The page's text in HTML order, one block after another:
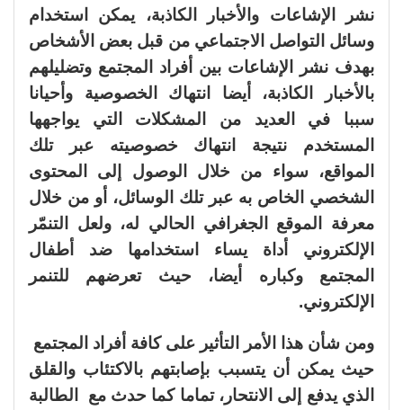
نشر الإشاعات والأخبار الكاذبة، يمكن استخدام
وسائل التواصل الاجتماعي من قبل بعض الأشخاص
بهدف نشر الإشاعات بين أفراد المجتمع وتضليلهم
بالأخبار الكاذبة، أيضا انتهاك الخصوصية وأحيانا
سببا في العديد من المشكلات التي يواجهها
المستخدم نتيجة انتهاك خصوصيته عبر تلك
المواقع، سواء من خلال الوصول إلى المحتوى
الشخصي الخاص به عبر تلك الوسائل، أو من خلال
معرفة الموقع الجغرافي الحالي له، ولعل التنمّر
الإلكتروني أداة يساء استخدامها ضد أطفال
المجتمع وكباره أيضا، حيث تعرضهم للتنمر
الإلكتروني.
ومن شأن هذا الأمر التأثير على كافة أفراد المجتمع
حيث يمكن أن يتسبب بإصابتهم بالاكتئاب والقلق
الذي يدفع إلى الانتحار، تماما كما حدث مع الطالبة